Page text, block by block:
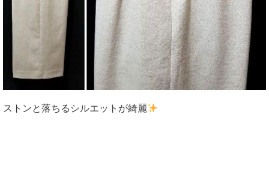
ストンと落ちるシルエットが綺麗